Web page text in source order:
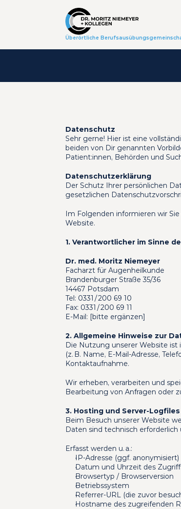
Überörtliche
Datenschutz
Sehr gerne! Hier ist eine
beiden von Dir genannten
Patient:innen, Behörden und
Datenschutz­erklärung
Der Schutz Ihrer persönlichen
gesetzlichen
Im Folgenden informieren wir
Website.
1. Verantwortlicher im Sinne
Dr. med. Moritz Niemeyer
Facharzt für Augenheilkunde
Brandenburger Straße 35/36
14467 Potsdam
Tel: 0331 / 200 69 10
Fax: 0331 / 200 69 11
E-Mail: [bitte ergänzen]
2. Allgemeine Hinweise zur
Die Nutzung unserer Website
(z. B. Name, E-Mail-Adresse,
Kontaktaufnahme.
Wir erheben, verarbeiten und
Bearbeitung von Anfragen oder
3. Hosting und Server-Logfiles
Beim Besuch unserer Website
Daten sind technisch
Erfasst werden u. a.:
IP-Adresse (ggf. anonymisiert)
Datum und Uhrzeit des
Browsertyp / Browserversion
Betriebssystem
Referrer-URL (die zuvor
Hostname des zugreifenden